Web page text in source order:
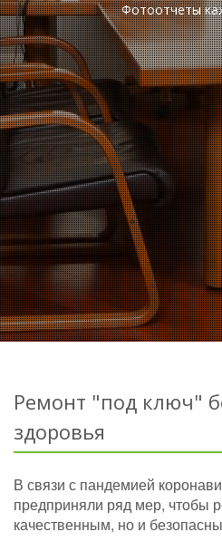
Фотоотчеты
Ремонт "под ключ"
здоровья
В связи с пандемией
предприняли ряд мер, чтобы
качественным, но и